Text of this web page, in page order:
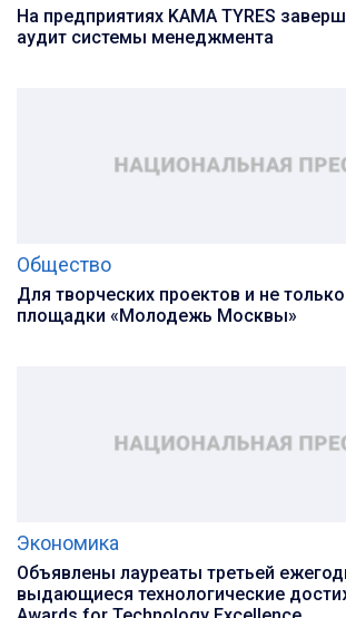
На предприятиях KAMA TYRES
аудит системы менеджмента
Общество
Для творческих проектов и не
площадки «Молодежь Москвы»
Экономика
Объявлены лауреаты третьей
выдающиеся технологические